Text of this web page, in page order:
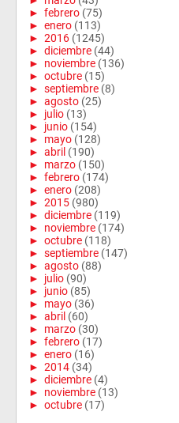
► febrero (75)
► enero (113)
► 2016 (1245)
► diciembre (44)
► noviembre (136)
► octubre (15)
► septiembre (8)
► agosto (25)
► julio (13)
► junio (154)
► mayo (128)
► abril (190)
► marzo (150)
► febrero (174)
► enero (208)
► 2015 (980)
► diciembre (119)
► noviembre (174)
► octubre (118)
► septiembre (147)
► agosto (88)
► julio (90)
► junio (85)
► mayo (36)
► abril (60)
► marzo (30)
► febrero (17)
► enero (16)
► 2014 (34)
► diciembre (4)
► noviembre (13)
► octubre (17)